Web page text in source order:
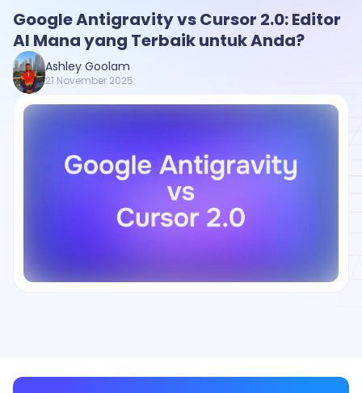
Google Antigravity vs Cursor 2.0: Editor
AI Mana yang Terbaik untuk Anda?
Ashley Goolam
21 November 2025